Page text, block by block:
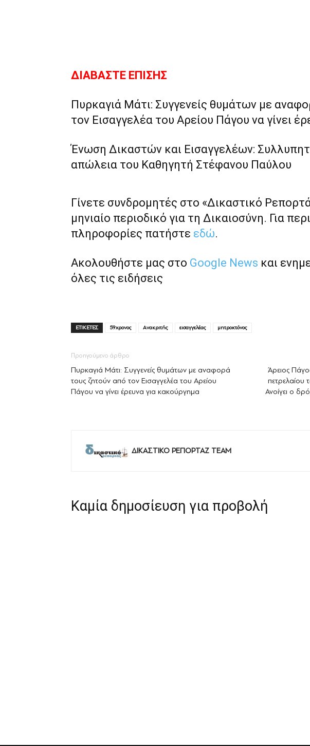
ΔΙΑΒΑΣΤΕ ΕΠΙΣΗΣ
Πυρκαγιά Μάτι: Συγγενείς θυμάτων με
τον Εισαγγελέα του Αρείου Πάγου να γίνει
Ένωση Δικαστών και Εισαγγελέων:
απώλεια του Καθηγητή Στέφανου Παύλου
Γίνετε συνδρομητές στο «Δικαστικό
μηνιαίο περιοδικό για τη Δικαιοσύνη. Για
πληροφορίες πατήστε εδώ.
Ακολουθήστε μας στο Google News και
όλες τις ειδήσεις
ΕΤΙΚΕΤΕΣ 59χρονος Ανακριτής εισαγγελέας μητροκτόνος
Προηγούμενο άρθρο
Πυρκαγιά Μάτι: Συγγενείς θυμάτων με αναφορά
τους ζητούν από τον Εισαγγελέα του Αρείου
Πάγου να γίνει έρευνα για κακούργημα
Άρειος
πετρελαίου
Ανοίγει ο
ΔΙΚΑΣΤΙΚΟ ΡΕΠΟΡΤΑΖ TEAM
Καμία δημοσίευση για προβολή